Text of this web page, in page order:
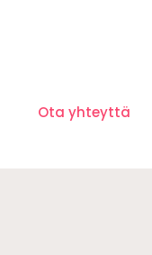
Ota yhteyttä